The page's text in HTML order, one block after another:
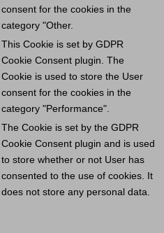
consent for the cookies in the
category "Other.
This Cookie is set by GDPR
Cookie Consent plugin. The
Cookie is used to store the User
consent for the cookies in the
category "Performance".
The Cookie is set by the GDPR
Cookie Consent plugin and is used
to store whether or not User has
consented to the use of cookies. It
does not store any personal data.